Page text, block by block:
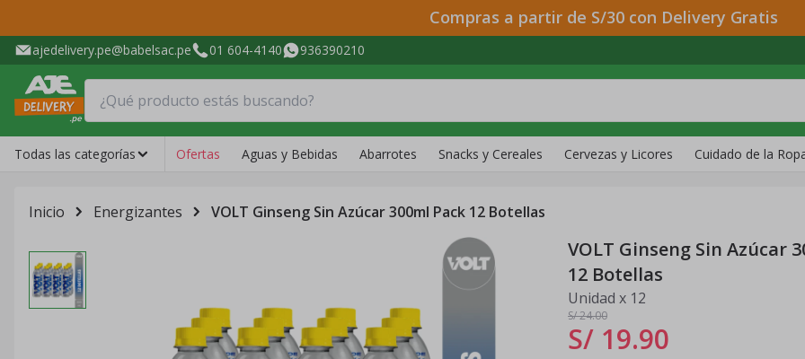
Compras a partir de S/30 con Delivery Gratis
ajedelivery.pe@babelsac.pe 01 604-4140 936390210
Todas las categorías Ofertas Aguas y Bebidas Abarrotes Snacks y Cereales Cervezas y Licores Cuidado de la
Inicio Energizantes VOLT Ginseng Sin Azúcar 300ml Pack 12 Botellas
VOLT Ginseng Sin Azúcar
12 Botellas
Unidad x 12
S/ 24.00
S/ 19.90